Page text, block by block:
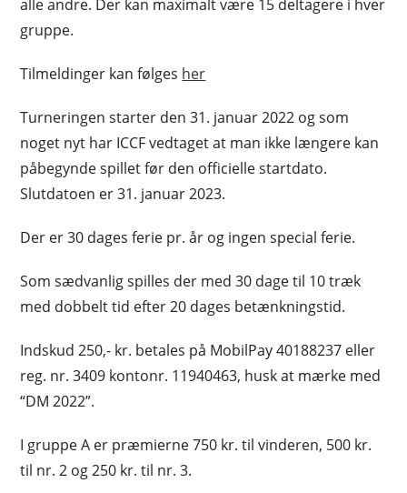
alle andre. Der kan maximalt være 15 deltagere i hver
gruppe.
Tilmeldinger kan følges her
Turneringen starter den 31. januar 2022 og som
noget nyt har ICCF vedtaget at man ikke længere kan
påbegynde spillet før den officielle startdato.
Slutdatoen er 31. januar 2023.
Der er 30 dages ferie pr. år og ingen special ferie.
Som sædvanlig spilles der med 30 dage til 10 træk
med dobbelt tid efter 20 dages betænkningstid.
Indskud 250,- kr. betales på MobilPay 40188237 eller
reg. nr. 3409 kontonr. 11940463, husk at mærke med
“DM 2022”.
I gruppe A er præmierne 750 kr. til vinderen, 500 kr.
til nr. 2 og 250 kr. til nr. 3.